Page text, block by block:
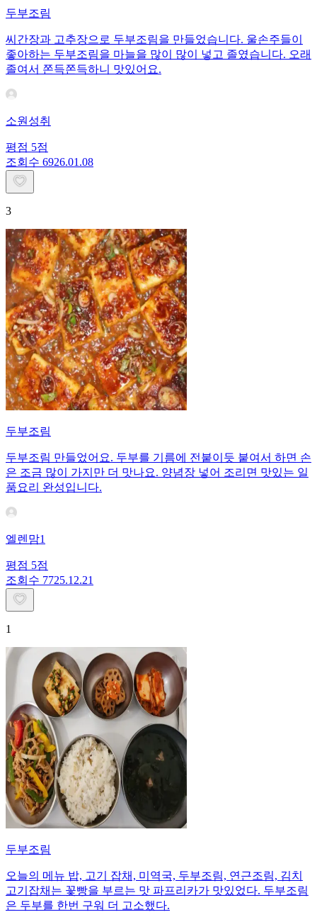
두부조림
씨간장과 고추장으로 두부조림을 만들었습니다. 울손주들이
좋아하는 두부조림을 마늘을 많이 많이 넣고 졸였습니다. 오래
졸여서 쫀득쫀득하니 맛있어요.
소원성취
평점 5점
조회수 6926.01.08
3
두부조림
두부조림 만들었어요. 두부를 기름에 전붙이듯 붙여서 하면 손
은 조금 많이 가지만 더 맛나요. 양념장 넣어 조리면 맛있는 일
품요리 완성입니다.
엘렌맘1
평점 5점
조회수 7725.12.21
1
두부조림
오늘의 메뉴 밥, 고기 잡채, 미역국, 두부조림, 연근조림, 김치
고기잡채는 꽃빵을 부르는 맛 파프리카가 맛있었다. 두부조림
은 두부를 한번 구워 더 고소했다.